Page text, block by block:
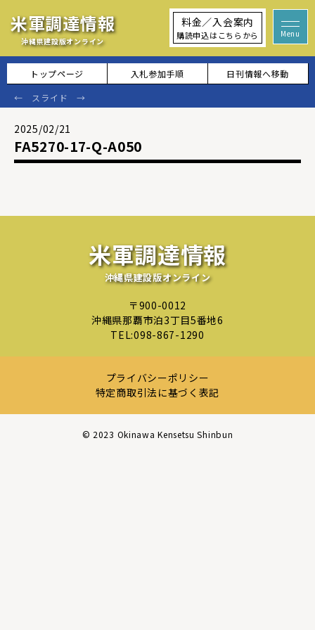
米軍調達情報
沖縄県建設版オンライン
料金／入会案内
購読申込はこちらから
トップページ 入札参加手順 日刊情報へ移動
2025/02/21
FA5270-17-Q-A050
米軍調達情報
沖縄県建設版オンライン
〒900-0012
沖縄県那覇市泊3丁目5番地6
TEL:098-867-1290
プライバシーポリシー
特定商取引法に基づく表記
©︎ 2023 Okinawa Kensetsu Shinbun